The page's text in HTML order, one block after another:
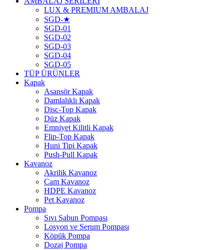
LUX & PREMIUM AMBALAJ
SGD-★
SGD-01
SGD-02
SGD-03
SGD-04
SGD-05
TÜP ÜRÜNLER
Kapak
Asansör Kapak
Damlalıklı Kapak
Disc-Top Kapak
Düz Kapak
Emniyet Kilitli Kapak
Flip-Top Kapak
Huni Tipi Kapak
Push-Pull Kapak
Kavanoz
Akrilik Kavanoz
Cam Kavanoz
HDPE Kavanoz
Pet Kavanoz
Pompa
Sıvı Sabun Pompası
Losyon ve Serum Pompası
Köpük Pompa
Dozaj Pompa